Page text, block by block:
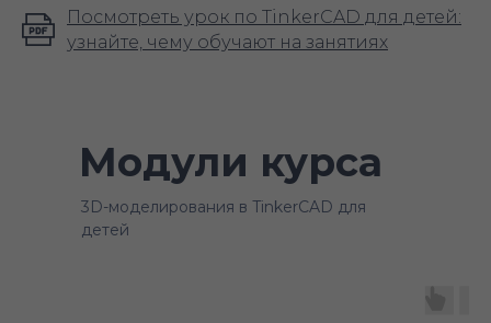
Посмотреть урок по TinkerCAD для детей:
узнайте, чему обучают на занятиях
Модули курса
3D-моделирования в TinkerCAD для
детей